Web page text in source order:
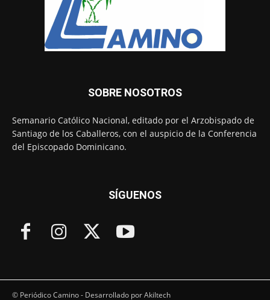
SOBRE NOSOTROS
Semanario Católico Nacional, editado por el Arzobispado de
Santiago de los Caballeros, con el auspicio de la Conferencia
del Episcopado Dominicano.
SÍGUENOS
© Periódico Camino - Desarrollado por Akiltech